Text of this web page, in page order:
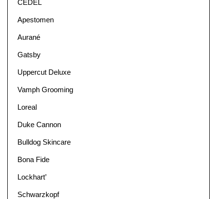
CEDEL
Apestomen
Aurané
Gatsby
Uppercut Deluxe
Vamph Grooming
Loreal
Duke Cannon
Bulldog Skincare
Bona Fide
Lockhart’
Schwarzkopf